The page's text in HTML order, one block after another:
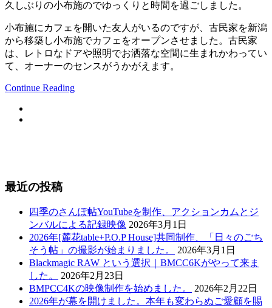
久しぶりの小布施のでゆっくりと時間を過ごしました。
小布施にカフェを開いた友人がいるのですが、古民家を新潟
から移築し小布施でカフェをオープンさせました。古民家
は、レトロなドアや照明でお洒落な空間に生まれかわってい
て、オーナーのセンスがうかがえます。
Continue Reading
最近の投稿
四季のさんぽ帖YouTubeを制作、アクションカムとジ
ンバルによる記録映像 2026年3月1日
2026年[麓花table+P.O.P House]共同制作、「日々のごち
そう帖」の撮影が始まりました。
2026年3月1日
Blackmagic RAW という選択｜BMCC6Kがやって来ま
した。
2026年2月23日
BMPCC4Kの映像制作を始めました。
2026年2月22日
2026年が幕を開けました。本年も変わらぬご愛顧を賜